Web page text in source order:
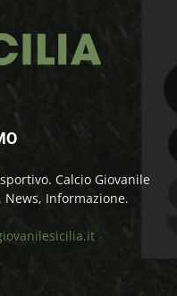
Calcio Giovanile
News, Informazione.